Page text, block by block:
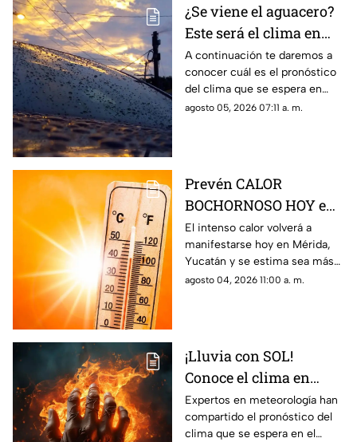
¿Se viene el aguacero?
Este será el clima en
Yucatán HOY miércoles
5 de agosto de 2026
A continuación te daremos a
conocer cuál es el pronóstico
del clima que se espera en
Yucatán durante la jornada de
agosto 05, 2026 07:11 a. m.
Prevén CALOR
BOCHORNOSO HOY en
Mérida que superará
los 50° C; será MÁS
INTENSO que ayer
El intenso calor volverá a
manifestarse hoy en Mérida,
Yucatán y se estima sea más
intenso que ayer; conoce cuál
agosto 04, 2026 11:00 a. m.
¡Lluvia con SOL!
Conoce el clima en
Campeche hoy, 2 de
agosto de 2026
Expertos en meteorología han
compartido el pronóstico del
clima que se espera en el